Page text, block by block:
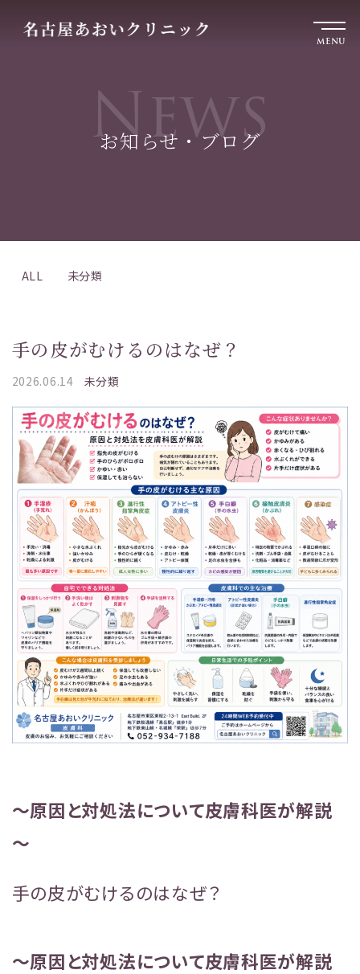
MENU
News
お知らせ・ブログ
ALL 未分類
手の皮がむけるのはなぜ？
2026.06.14 未分類
～原因と対処法について皮膚科医が解説
～
手の皮がむけるのはなぜ？
～原因と対処法について皮膚科医が解説